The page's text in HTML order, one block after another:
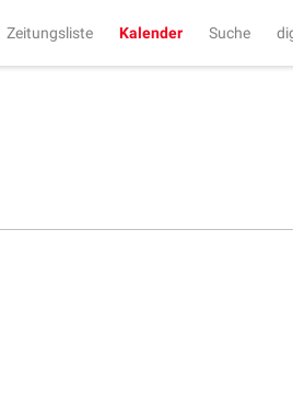
Zeitungsliste Kalender Suche